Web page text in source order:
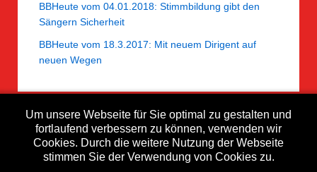
BBHeute vom 04.01.2018: Stimmbildung gibt den
Sängern Sicherheit
BBHeute vom 18.3.2017: Mit neuem Dirigent auf
neuen Wegen
Impressum Datenschutzerklärung
Um unsere Webseite für Sie optimal zu gestalten und
fortlaufend verbessern zu können, verwenden wir
Cookies. Durch die weitere Nutzung der Webseite
stimmen Sie der Verwendung von Cookies zu.